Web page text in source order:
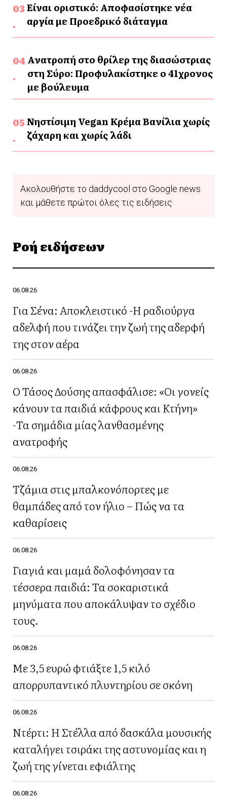
Είναι οριστικό: Αποφασίστηκε νέα
αργία με Προεδρικό διάταγμα
Ανατροπή στο θρίλερ της διασώστριας
στη Σύρο: Προφυλακίστηκε ο 41χρονος
με βούλευμα
Νηστίσιμη Vegan Κρέμα Βανίλια χωρίς
ζάχαρη και χωρίς λάδι
Ακολουθήστε το daddycool στο Google news
και μάθετε πρώτοι όλες τις ειδήσεις
Ροή ειδήσεων
06.08.26
Για Σένα: Αποκλειστικό -Η ραδιούργα
αδελφή που τινάζει την ζωή της αδερφή
της στον αέρα
06.08.26
Ο Τάσος Δούσης απασφάλισε: «Οι γονείς
κάνουν τα παιδιά κάφρους και Κτήνη»
-Τα σημάδια μίας λανθασμένης
ανατροφής
06.08.26
Τζάμια στις μπαλκονόπορτες με
θαμπάδες από τον ήλιο – Πώς να τα
καθαρίσεις
06.08.26
Γιαγιά και μαμά δολοφόνησαν τα
τέσσερα παιδιά: Τα σοκαριστικά
μηνύματα που αποκάλυψαν το σχέδιο
τους.
06.08.26
Με 3,5 ευρώ φτιάξτε 1,5 κιλό
απορρυπαντικό πλυντηρίου σε σκόνη
06.08.26
Ντέρτι: Η Στέλλα από δασκάλα μουσικής
καταλήγει τσιράκι της αστυνομίας και η
ζωή της γίνεται εφιάλτης
06.08.26